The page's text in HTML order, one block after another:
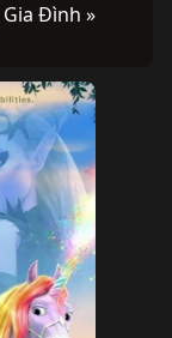
Gia Đình »